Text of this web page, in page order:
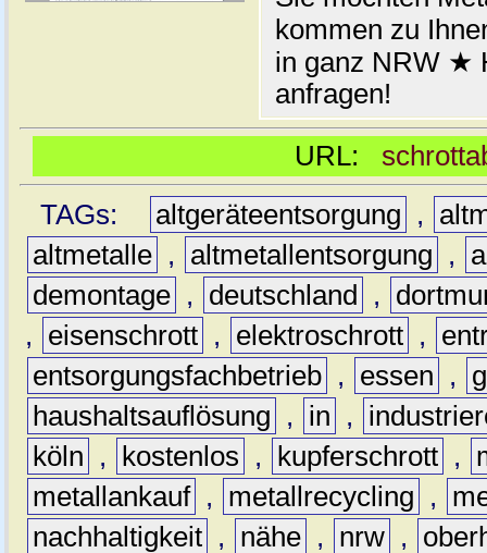
kommen zu
in ganz NRW ★
anfragen!
URL:
TAGs:
altgeräteentsorgung ,
altmetalle , altmetallentsorgung ,
demontage , deutschland ,
,
eisenschrott , elektroschrott ,
entsorgungsfachbetrieb , essen ,
haushaltsauflösung
, in ,
köln
, kostenlos , kupferschrott ,
metallankauf , metallrecycling ,
nachhaltigkeit , nähe , nrw ,